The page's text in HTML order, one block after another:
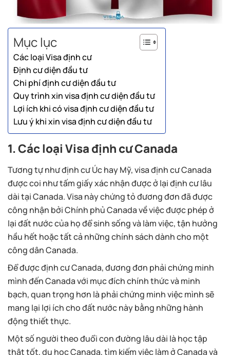
Mục lục
Các loại Visa định cư
Định cư diện đầu tư
Chi phí định cư diện đầu tư
Quy trình xin visa định cư diện đầu tư
Lợi ích khi có visa định cư diện đầu tư
Lưu ý khi xin visa định cư diện đầu tư
1. Các loại Visa định cư Canada
Tương tự như định cư Úc hay Mỹ, visa định cư Canada
được coi như tấm giấy xác nhận được ở lại định cư lâu
dài tại Canada. Visa này chứng tỏ đương đơn đã được
công nhận bởi Chính phủ Canada về việc được phép ở
lại đất nước của họ để sinh sống và làm việc, tận hưởng
hầu hết hoặc tất cả những chính sách dành cho một
công dân Canada.
Để được định cư Canada, đương đơn phải chứng minh
mình đến Canada với mục đích chính thức và minh
bạch, quan trọng hơn là phải chứng minh việc mình sẽ
mang lại lợi ích cho đất nước này bằng những hành
động thiết thực.
Một số người theo đuổi con đường lâu dài là học tập
thật tốt, du học Canada, tìm kiếm việc làm ở Canada và